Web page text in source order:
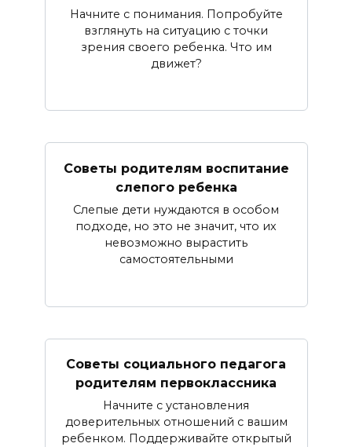
Начните с понимания. Попробуйте
взглянуть на ситуацию с точки
зрения своего ребенка. Что им
движет?
Советы родителям воспитание
слепого ребенка
Слепые дети нуждаются в особом
подходе, но это не значит, что их
невозможно вырастить
самостоятельными
Советы социального педагога
родителям первоклассника
Начните с установления
доверительных отношений с вашим
ребенком. Поддерживайте открытый